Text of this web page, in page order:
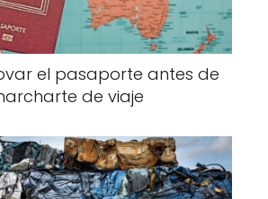
el pasaporte antes de
de viaje